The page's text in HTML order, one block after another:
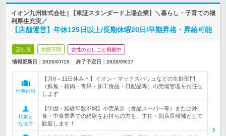
イオン九州株式会社 | 【東証スタンダード上場企業】＼暮らし・子育ての福
利厚生充実／
【店舗運営】年休125日以上/長期休暇20日/早期昇格・昇給可能
正社員 学歴不問 女性のおしごと掲載中
情報更新日：2026/07/15 終了予定日： 2026/09/17
仕事内容
【月8～11日休み＊】イオン・マックスバリュなどの生鮮部門
（鮮魚・精肉・青果・加工食品・日配品等）の売場管理をお任せ
します
対象と
なる方
【学歴・経験年数不問】小売業界（食品スーパー等）または外
食・中食業界での経験をお持ちの方を、主任・副店長候補として
歓迎します！